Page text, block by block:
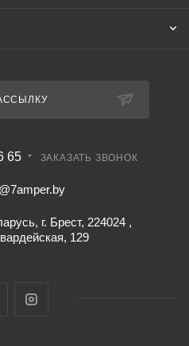
65 ЗАКАЗАТЬ ЗВОНОК
г. Брест, 224024 ,
129